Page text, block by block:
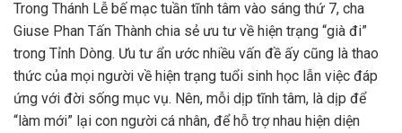
Trong Thánh Lễ bế mạc tuần tĩnh tâm vào sáng thứ 7, cha
Giuse Phan Tấn Thành chia sẻ ưu tư về hiện trạng “già đi”
trong Tỉnh Dòng. Ưu tư ẩn ước nhiều vấn đề ấy cũng là thao
thức của mọi người về hiện trạng tuổi sinh học lẫn việc đáp
ứng với đời sống mục vụ. Nên, mỗi dịp tĩnh tâm, là dịp để
“làm mới” lại con người cá nhân, để hỗ trợ nhau hiện diện